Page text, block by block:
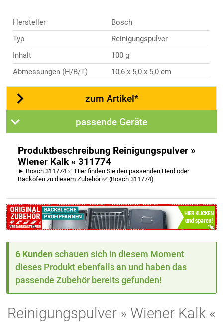
Hersteller
Bosch
Typ
Reinigungspulver
Inhalt
100 g
Abmessungen (H/B/T)
10,6 x 5,0 x 5,0 cm
zum Artikel*
passende Geräte
Produktbeschreibung Reinigungspulver »
Wiener Kalk « 311774
► Bosch 311774 ✅ Hier finden Sie den passenden Herd oder
Backofen zu diesem Zubehör ✅ (Bosch 311774)
6 Kunden schauen sich in diesem Moment
dieses Produkt ebenfalls an und haben das
passende Zubehör bereits gefunden!
Reinigungspulver » Wiener Kalk «